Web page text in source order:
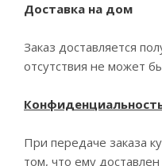
Доставка на дом
Заказ доставляется
отсутствия не может
При передаче заказа
том, что ему